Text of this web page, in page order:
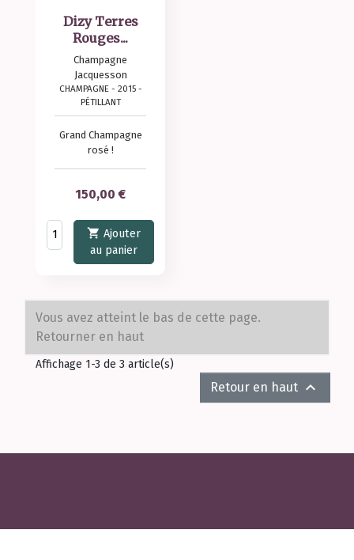
Dizy Terres
Rouges...
Champagne
Jacquesson
CHAMPAGNE - 2015 -
PÉTILLANT
Grand Champagne
rosé !
Prix
150,00 €
 Ajouter
au panier
Vous avez atteint le bas de cette page.
Retourner en haut
Affichage 1-3 de 3 article(s)
Retour en haut 